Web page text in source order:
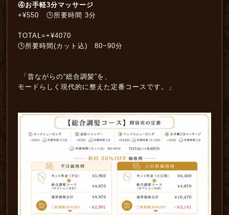
④お手軽3分マッサージ
+¥550 🕒所要時間 3分
TOTAL=+¥4070
🕒所要時間(カット込) 80~90分
「昔ながらの“総合調髪”を、
モードらしく現代的に整えた定番コースです。」